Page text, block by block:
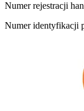
Numer rejestracji
Numer identyfikacji